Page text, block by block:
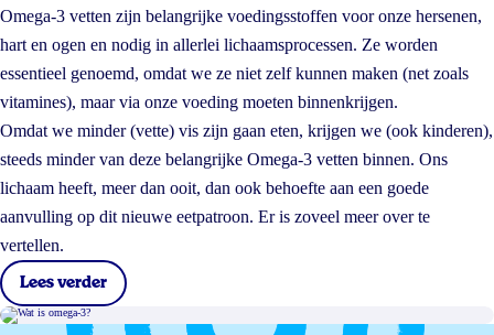
Omega-3 vetten zijn belangrijke voedingsstoffen voor onze hersenen,
hart en ogen en nodig in allerlei lichaamsprocessen. Ze worden
essentieel genoemd, omdat we ze niet zelf kunnen maken (net zoals
vitamines), maar via onze voeding moeten binnenkrijgen.
Omdat we minder (vette) vis zijn gaan eten, krijgen we (ook kinderen),
steeds minder van deze belangrijke Omega-3 vetten binnen. Ons
lichaam heeft, meer dan ooit, dan ook behoefte aan een goede
aanvulling op dit nieuwe eetpatroon. Er is zoveel meer over te
vertellen.
Lees verder